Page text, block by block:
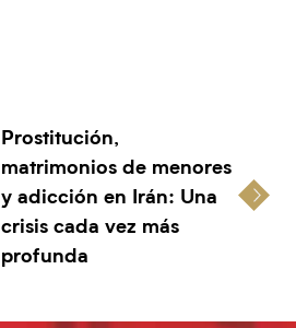
Prostitución,
matrimonios de menores
y adicción en Irán: Una
crisis cada vez más
profunda